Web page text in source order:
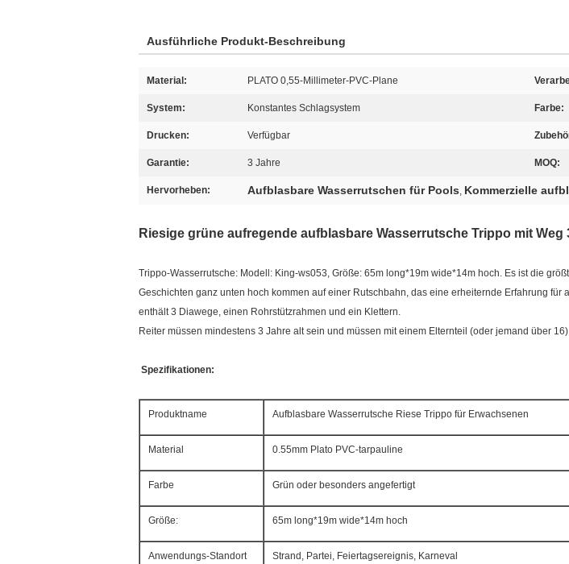
Ausführliche Produkt-Beschreibung
Material: PLATO 0,55-Millimeter-PVC-Plane
System: Konstantes Schlagsystem Farbe:
Drucken: Verfügbar
Garantie: 3 Jahre MOQ:
Hervorheben: Aufblasbare Wasserrutschen für Pools, Kommerzielle
Riesige grüne aufregende aufblasbare Wasserrutsche Trippo mit Weg
Trippo-Wasserrutsche: Modell: King-ws053, Größe: 65m long*19m wide*14m hoch. Es ist die
Geschichten ganz unten hoch kommen auf einer Rutschbahn, das eine erheiternde Erfahrung
enthält 3 Diawege, einen Rohrstützrahmen und ein Klettern.
Reiter müssen mindestens 3 Jahre alt sein und müssen mit einem Elternteil (oder jemand über
Spezifikationen:
Produktname Aufblasbare Wasserrutsche Riese Trippo für Erwachsenen
Material 0.55mm Plato PVC-tarpauline
Farbe Grün oder besonders angefertigt
Größe: 65m long*19m wide*14m hoch
Anwendungs-Standort Strand, Partei, Feiertagsereignis, Karneval